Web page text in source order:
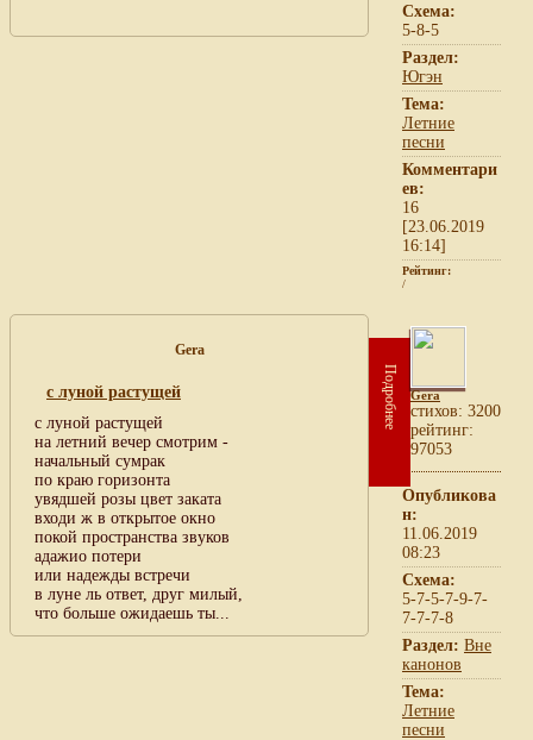
Схема:
5-8-5
Раздел:
Югэн
Тема:
Летние
песни
Комментари
ев:
16
[23.06.2019
16:14]
Рейтинг:
/
Gera
с луной растущей
с луной растущей
на летний вечер смотрим -
начальный сумрак
по краю горизонта
увядшей розы цвет заката
входи ж в открытое окно
покой пространства звуков
адажио потери
или надежды встречи
в луне ль ответ, друг милый,
что больше ожидаешь ты...
Подробнее Gera
cтихов: 3200
рейтинг:
97053
Опубликова
н:
11.06.2019
08:23
Схема:
5-7-5-7-9-7-
7-7-7-8
Раздел: Вне
канонов
Тема:
Летние
песни